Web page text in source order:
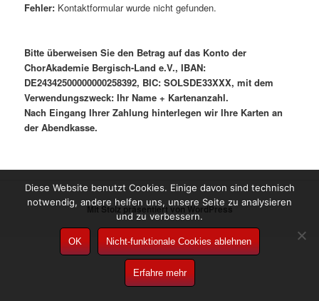
Fehler: Kontaktformular wurde nicht gefunden.
Bitte überweisen Sie den Betrag auf das Konto der
ChorAkademie Bergisch-Land e.V., IBAN:
DE24342500000000258392, BIC: SOLSDE33XXX, mit dem
Verwendungszweck: Ihr Name + Kartenanzahl.
Nach Eingang Ihrer Zahlung hinterlegen wir Ihre Karten an
der Abendkasse.
Mit Stolz präsentiert von WordPress
Diese Website benutzt Cookies. Einige davon sind technisch
notwendig, andere helfen uns, unsere Seite zu analysieren
und zu verbessern.
OK Nicht-funktionale Cookies ablehnen
Erfahre mehr